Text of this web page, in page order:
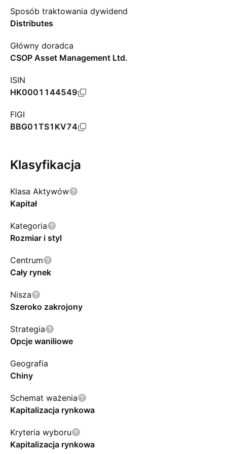
Sposób traktowania dywidend
Distributes
Główny doradca
CSOP Asset Management Ltd.
ISIN
HK0001144549
FIGI
BBG01TS1KV74
Klasyfikacja
Klasa Aktywów
Kapitał
Kategoria
Rozmiar i styl
Centrum
Cały rynek
Nisza
Szeroko zakrojony
Strategia
Opcje waniliowe
Geografia
Chiny
Schemat ważenia
Kapitalizacja rynkowa
Kryteria wyboru
Kapitalizacja rynkowa